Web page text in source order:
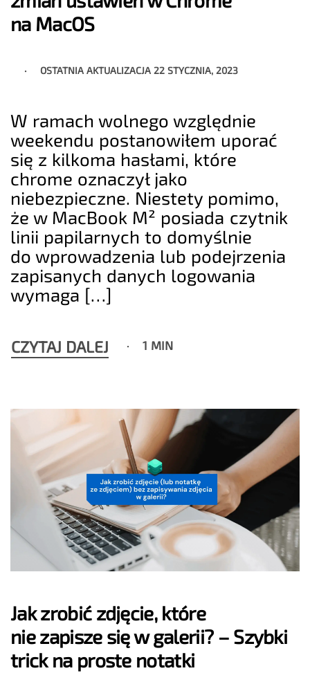
na MacOS
OSTATNIA AKTUALIZACJA 22 STYCZNIA, 2023
W ramach wolnego względnie
weekendu postanowiłem uporać
się z kilkoma hasłami, które
chrome oznaczył jako
niebezpieczne. Niestety pomimo,
że w MacBook M² posiada czytnik
linii papilarnych to domyślnie
do wprowadzenia lub podejrzenia
zapisanych danych logowania
wymaga […]
CZYTAJ DALEJ 1 MIN
Jak zrobić zdjęcie, które
nie zapisze się w galerii? – Szybki
trick na proste notatki